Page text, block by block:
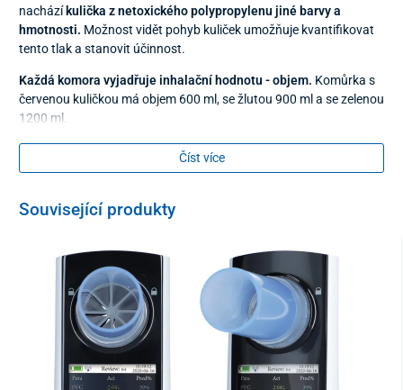
nacházíkulička z netoxického polypropylenu jiné barvy a
hmotnosti. Možnost vidět pohyb kuliček umožňuje kvantifikovat
tento tlak a stanovit účinnost.
Každá komora vyjadřuje inhalační hodnotu - objem. Komůrka s
červenou kuličkou má objem 600 ml, se žlutou 900 ml a se zelenou
1200 ml.
Použití:
tolik kuliček jak je to možné.
Vyberte náustek a vydechněte. Tento postup opakujte.
Odnímatelné od základny pro snadné čištění.
Číst více
Související produkty